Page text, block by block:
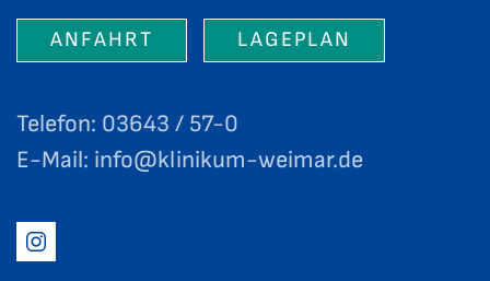
ANFAHRT LAGEPLAN
Telefon: 03643 / 57-0
E-Mail: info@klinikum-weimar.de